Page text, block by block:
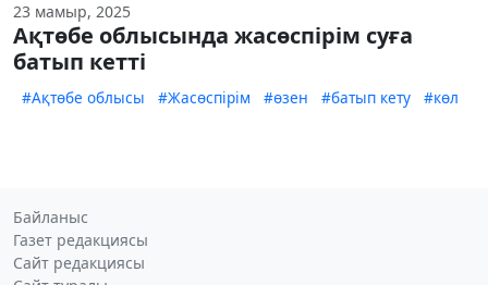
23 мамыр, 2025
Ақтөбе облысында жасөспірім суға
батып кетті
#Ақтөбе облысы #Жасөспірім #өзен #батып кету #көл
Байланыс
Газет редакциясы
Сайт редакциясы